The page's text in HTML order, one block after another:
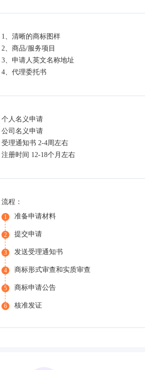
1、清晰的商标图样
2、商品/服务项目
3、申请人英文名称地址
4、代理委托书
个人名义申请
公司名义申请
受理通知书 2-4周左右
注册时间 12-18个月左右
流程：
1 准备申请材料
2 提交申请
3 发送受理通知书
4 商标形式审查和实质审查
5 商标申请公告
6 核准发证